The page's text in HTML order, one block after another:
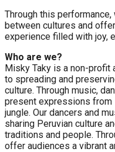
Through this
between cultures and
experience filled with joy,
Who are we?
Misky Taky is a non-
to spreading and
culture. Through music,
present expressions from
jungle. Our dancers and
sharing Peruvian culture
traditions and people.
offer audiences a vibrant